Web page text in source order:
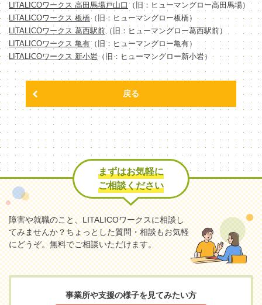
LITALICOワークス 高田馬場戸山口 （旧：ヒューマングロー高田馬場）
LITALICOワークス 板橋（旧：ヒューマングロー板橋）
LITALICOワークス 葛西駅前 （旧：ヒューマングロー葛西駅前）
LITALICOワークス 亀有（旧：ヒューマングロー亀有）
LITALICOワークス 新小岩（旧：ヒューマングロー新小岩）
戻る
まずはお気軽に
ご相談ください
障害や就職のこと、LITALICOワークスに相談し
てみませんか？ちょっとした質問・相談もお気軽
にどうぞ。無料でご相談いただけます。
事業所や支援の様子を見てみたい方